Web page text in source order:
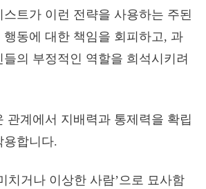
트가 이런 전략을 사용하는 주된
행동에 대한 책임을 회피하고, 과
의 부정적인 역할을 희석시키려
관계에서 지배력과 통제력을 확립
용합니다.
치거나 이상한 사람’으로 묘사함